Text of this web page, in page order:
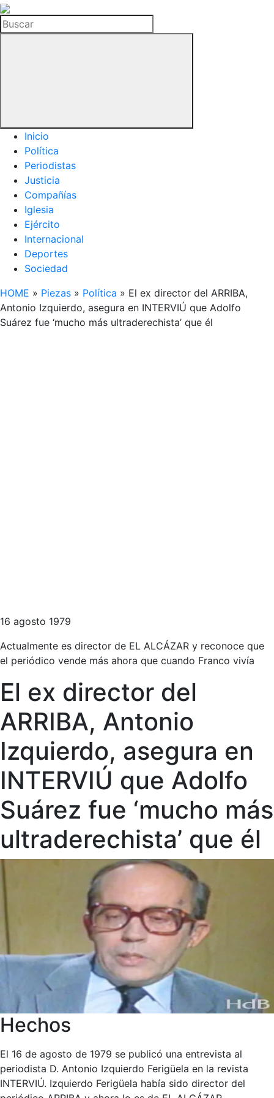
La
Hemeroteca
del
Buscar
Inicio
Política
Periodistas
Justicia
Compañías
Iglesia
Ejército
Internacional
Deportes
Sociedad
HOME » Piezas » Política » El ex director del ARRIBA,
Antonio Izquierdo, asegura en INTERVIÚ que Adolfo
Suárez fue ‘mucho más ultraderechista’ que él
16 agosto 1979
Actualmente es director de EL ALCÁZAR y reconoce que
el periódico vende más ahora que cuando Franco vivía
El ex director del
ARRIBA, Antonio
Izquierdo, asegura en
INTERVIÚ que Adolfo
Suárez fue ‘mucho más
ultraderechista’ que él
Hechos
El 16 de agosto de 1979 se publicó una entrevista al
periodista D. Antonio Izquierdo Ferigüela en la revista
INTERVIÚ. Izquierdo Ferigüela había sido director del